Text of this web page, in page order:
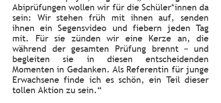
Abiprüfungen wollen wir für die Schüler*innen da
sein: Wir stehen früh mit ihnen auf, senden
ihnen ein Segensvideo und fiebern jeden Tag
mit. Für sie zünden wir eine Kerze an, die
während der gesamten Prüfung brennt – und
begleiten sie in diesen entscheidenden
Momenten in Gedanken. Als Referentin für junge
Erwachsene finde ich es schön, ein Teil dieser
tollen Aktion zu sein.“